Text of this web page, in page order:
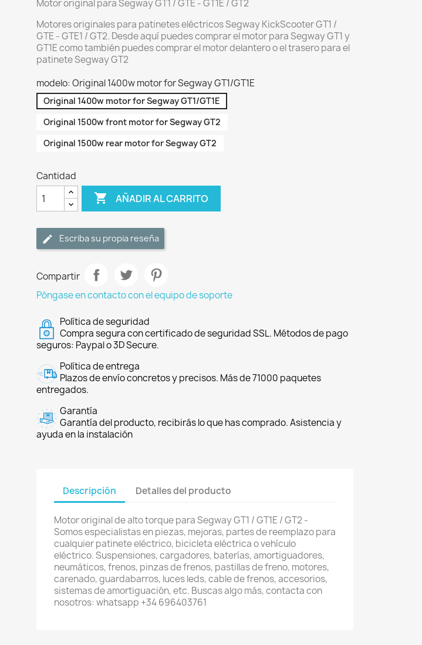
Motor original para Segway GT1 / GTE - GT1E / GT2
Motores originales para patinetes eléctricos Segway KickScooter GT1 /
GTE - GTE1 / GT2. Desde aquí puedes comprar el motor para Segway GT1 y
GT1E como también puedes comprar el motor delantero o el trasero para el
patinete Segway GT2
modelo: Original 1400w motor for Segway GT1/GT1E
Original 1400w motor for Segway GT1/GT1E
Original 1500w front motor for Segway GT2
Original 1500w rear motor for Segway GT2
Cantidad
 AÑADIR AL CARRITO
Escriba su propia reseña
Compartir
Póngase en contacto con el equipo de soporte
Política de seguridad
Compra segura con certificado de seguridad SSL. Métodos de pago
seguros: Paypal o 3D Secure.
Política de entrega
Plazos de envío concretos y precisos. Más de 71000 paquetes
entregados.
Garantía
Garantía del producto, recibirás lo que has comprado. Asistencia y
ayuda en la instalación
Descripción Detalles del producto
Motor original de alto torque para Segway GT1 / GT1E / GT2 -
Somos especialistas en piezas, mejoras, partes de reemplazo para
cualquier patinete eléctrico, bicicleta eléctrica o vehículo
eléctrico. Suspensiones, cargadores, baterías, amortiguadores,
neumáticos, frenos, pinzas de frenos, pastillas de freno, motores,
carenado, guardabarros, luces leds, cable de frenos, accesorios,
sistemas de amortiguación, etc. Buscas algo más, contacta con
nosotros: whatsapp +34 696403761